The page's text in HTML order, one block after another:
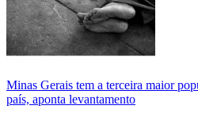
Minas Gerais tem a terceira maior
país, aponta levantamento